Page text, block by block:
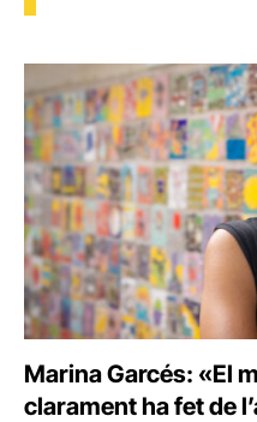
Marina Garcés: «El
clarament ha fet de